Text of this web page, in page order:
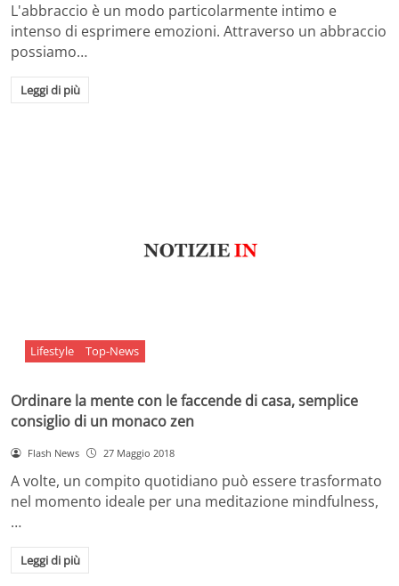
L'abbraccio è un modo particolarmente intimo e
intenso di esprimere emozioni. Attraverso un abbraccio
possiamo…
Leggi di più
Lifestyle Top-News
Ordinare la mente con le faccende di casa, semplice
consiglio di un monaco zen
Flash News 27 Maggio 2018
A volte, un compito quotidiano può essere trasformato
nel momento ideale per una meditazione mindfulness,
…
Leggi di più